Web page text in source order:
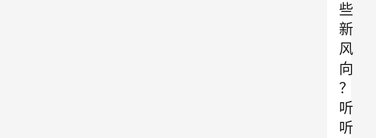
些
新
风
向
？
听
听